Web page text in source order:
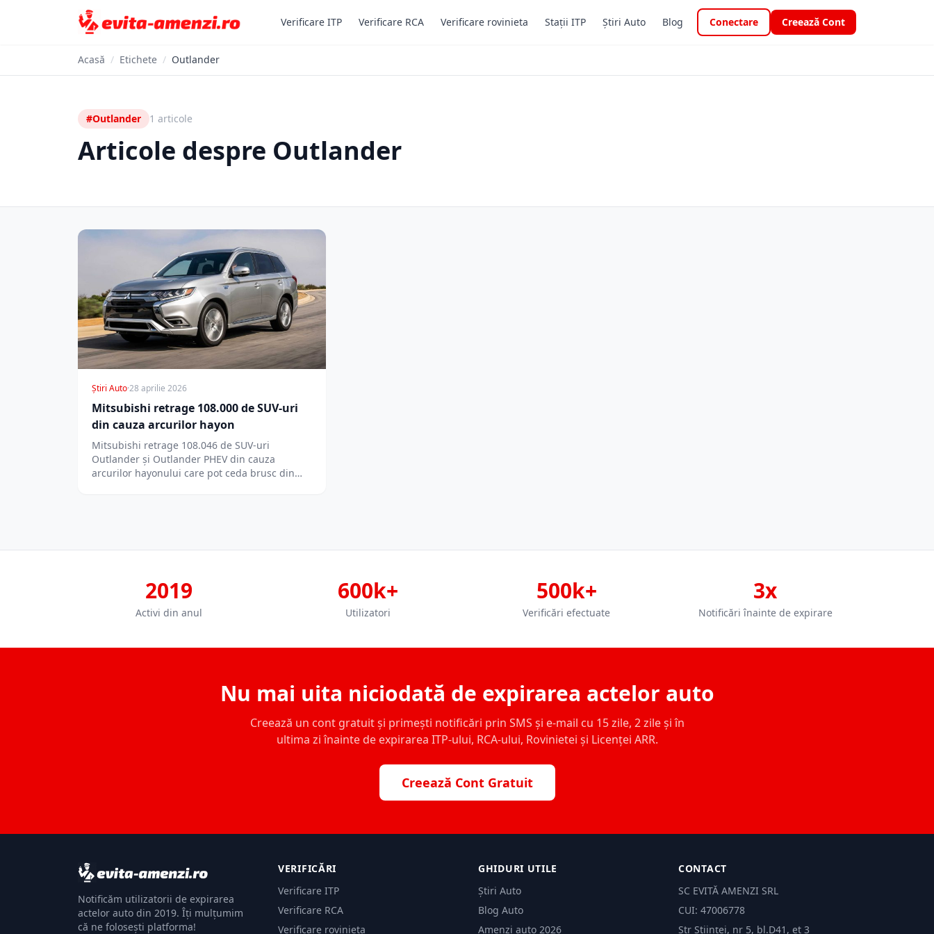
Verificare ITP Verificare RCA Verificare rovinieta Stații ITP Știri Auto Blog Conectare Creează Cont
Acasă / Etichete / Outlander
#Outlander 1 articole
Articole despre Outlander
Știri Auto·28 aprilie 2026
Mitsubishi retrage 108.000 de SUV-uri
din cauza arcurilor hayon
Mitsubishi retrage 108.046 de SUV-uri
Outlander și Outlander PHEV din cauza
arcurilor hayonului care pot ceda brusc din
2019
Activi din anul
600k+
Utilizatori
500k+
Verificări efectuate
3x
Notificări înainte de expirare
Nu mai uita niciodată de expirarea actelor auto
Creează un cont gratuit și primești notificări prin SMS și e-mail cu 15 zile, 2 zile și în
ultima zi înainte de expirarea ITP-ului, RCA-ului, Rovinietei și Licenței ARR.
Creează Cont Gratuit
Notificăm utilizatorii de expirarea
actelor auto din 2019. Îți mulțumim
că ne folosești platforma!
VERIFICĂRI
Verificare ITP
Verificare RCA
Verificare rovinieta
GHIDURI UTILE
Știri Auto
Blog Auto
Amenzi auto 2026
CONTACT
SC EVITĂ AMENZI SRL
CUI: 47006778
Str Științei, nr 5, bl.D41, et 3